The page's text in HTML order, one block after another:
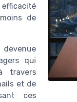
efficacité
de
qui
travers
et de
ces